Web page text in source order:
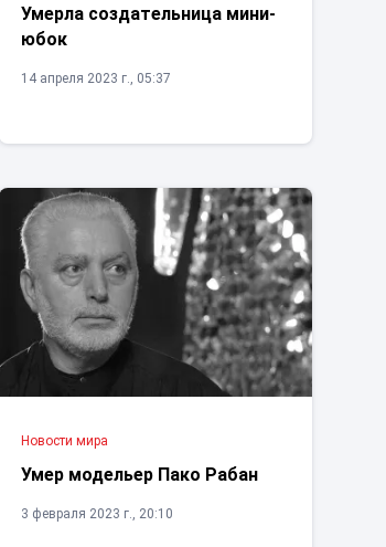
Умерла создательница мини-
юбок
14 апреля 2023 г., 05:37
Новости мира
Умер модельер Пако Рабан
3 февраля 2023 г., 20:10